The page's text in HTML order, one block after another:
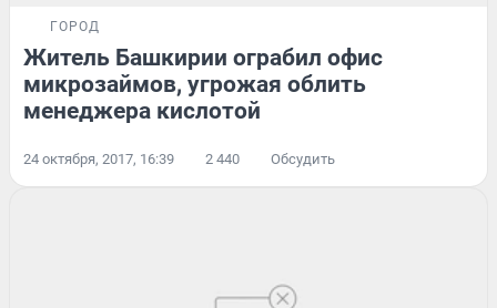
ГОРОД
Житель Башкирии ограбил офис
микрозаймов, угрожая облить
менеджера кислотой
24 октября, 2017, 16:39 2 440 Обсудить